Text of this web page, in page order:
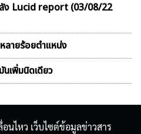
ง Lucid report (03/08/22
ลายร้อยตำแหน่ง
เพิ่มนิดเดียว
นไหว เว็บไซต์ข้อมูลข่าวสาร